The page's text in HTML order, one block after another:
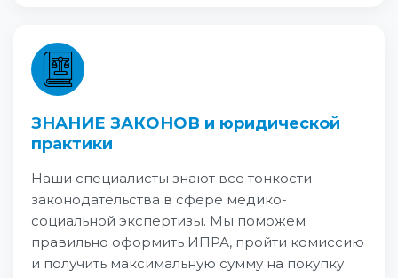
ЗНАНИЕ ЗАКОНОВ и юридической
практики
Наши специалисты знают все тонкости
законодательства в сфере медико-
социальной экспертизы. Мы поможем
правильно оформить ИПРА, пройти комиссию
и получить максимальную сумму на покупку